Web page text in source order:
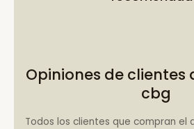
Opiniones de clientes
cbg
Todos los clientes que compran el